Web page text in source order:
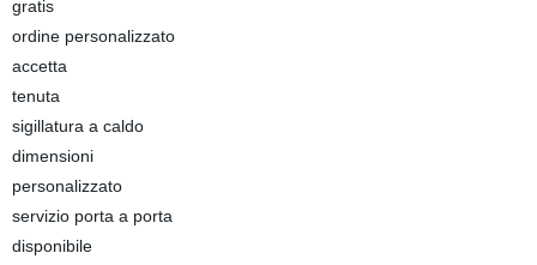
gratis
ordine personalizzato
accetta
tenuta
sigillatura a caldo
dimensioni
personalizzato
servizio porta a porta
disponibile